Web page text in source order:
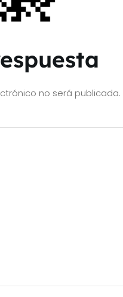
no será publicada.